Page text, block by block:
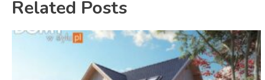
Related Posts